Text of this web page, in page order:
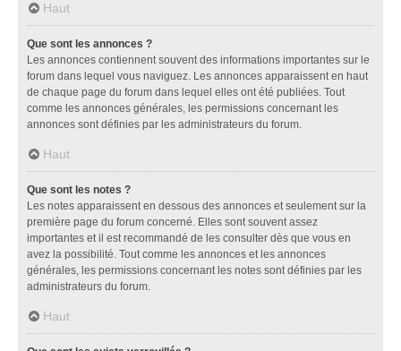
Haut
Que sont les annonces ?
Les annonces contiennent souvent des informations importantes sur le
forum dans lequel vous naviguez. Les annonces apparaissent en haut
de chaque page du forum dans lequel elles ont été publiées. Tout
comme les annonces générales, les permissions concernant les
annonces sont définies par les administrateurs du forum.
Haut
Que sont les notes ?
Les notes apparaissent en dessous des annonces et seulement sur la
première page du forum concerné. Elles sont souvent assez
importantes et il est recommandé de les consulter dès que vous en
avez la possibilité. Tout comme les annonces et les annonces
générales, les permissions concernant les notes sont définies par les
administrateurs du forum.
Haut